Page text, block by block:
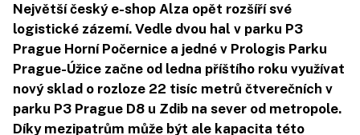
Největší český e-shop Alza opět rozšíří své
logistické zázemí. Vedle dvou hal v parku P3
Prague Horní Počernice a jedné v Prologis Parku
Prague-Úžice začne od ledna příštího roku využívat
nový sklad o rozloze 22 tisíc metrů čtverečních v
parku P3 Prague D8 u Zdib na sever od metropole.
Díky mezipatrům může být ale kapacita této